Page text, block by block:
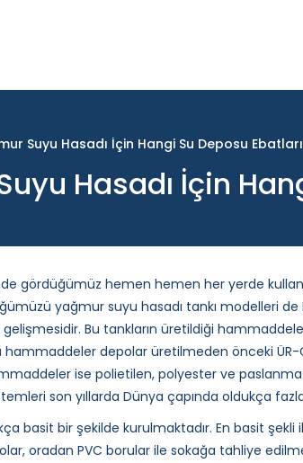
Suyu Hasadı İçin Hangi Su Deposu
Hasadı İçin
gördüğümüz hemen hemen her yerde
yağmur suyu hasadı tankı modelleri
Bu tankların üretildiği
depolar üretilmeden önceki ÜR-
ise polietilen, polyester ve
son yıllarda Dünya çapında oldukça
basit bir şekilde kurulmaktadır. En basit şekli
oradan PVC borular ile sokağa tahliye